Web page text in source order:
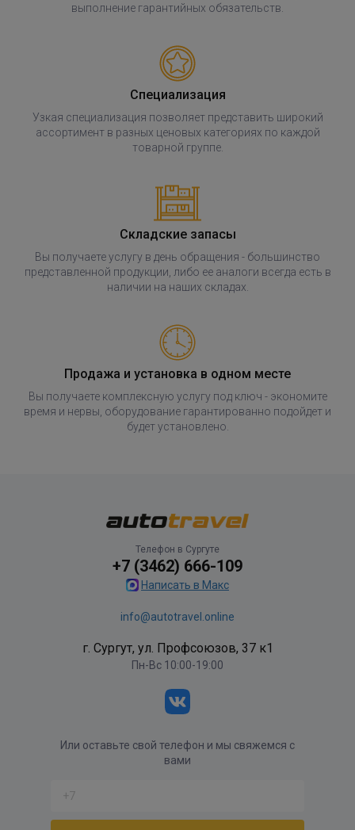
выполнение гарантийных обязательств.
Специализация
Узкая специализация позволяет представить широкий
ассортимент в разных ценовых категориях по каждой
товарной группе.
Складские запасы
Вы получаете услугу в день обращения - большинство
представленной продукции, либо ее аналоги всегда есть в
наличии на наших складах.
Продажа и установка в одном месте
Вы получаете комплексную услугу под ключ - экономите
время и нервы, оборудование гарантированно подойдет и
будет установлено.
Телефон в Сургуте
+7 (3462) 666-109
Написать в Макс
info@autotravel.online
г. Сургут, ул. Профсоюзов, 37 к1
Пн-Вс 10:00-19:00
Или оставьте свой телефон и мы свяжемся с
вами